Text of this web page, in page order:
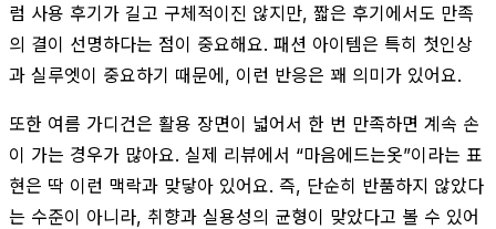
럼 사용 후기가 길고 구체적이진 않지만, 짧은 후기에서도 만족
의 결이 선명하다는 점이 중요해요. 패션 아이템은 특히 첫인상
과 실루엣이 중요하기 때문에, 이런 반응은 꽤 의미가 있어요.
또한 여름 가디건은 활용 장면이 넓어서 한 번 만족하면 계속 손
이 가는 경우가 많아요. 실제 리뷰에서 “마음에드는옷”이라는 표
현은 딱 이런 맥락과 맞닿아 있어요. 즉, 단순히 반품하지 않았다
는 수준이 아니라, 취향과 실용성의 균형이 맞았다고 볼 수 있어